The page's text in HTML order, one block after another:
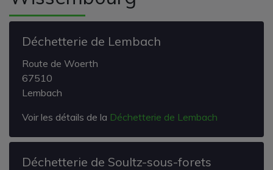
Déchetterie de Lembach
Route de Woerth
67510
Lembach
Voir les détails de la Déchetterie de Lembach
Déchetterie de Soultz-sous-forets